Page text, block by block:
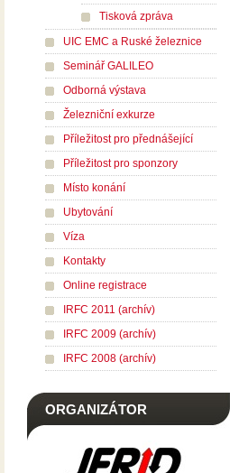
Tisková zpráva
UIC EMC a Ruské železnice
Seminář GALILEO
Odborná výstava
Železniční exkurze
Příležitost pro přednášející
Příležitost pro sponzory
Místo konání
Ubytování
Víza
Kontakty
Online registrace
IRFC 2011 (archív)
IRFC 2009 (archív)
IRFC 2008 (archív)
ORGANIZÁTOR